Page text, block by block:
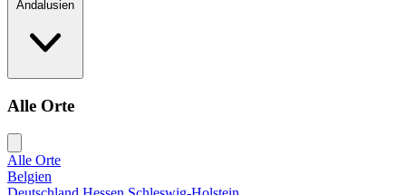
Andalusien
Alle Orte
Alle Orte
Belgien